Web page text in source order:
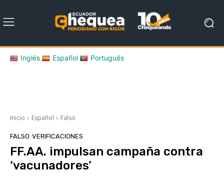
Inglés Español Português
Inicio Español Falso
FALSO VERIFICACIONES
FF.AA. impulsan campaña contra
‘vacunadores’